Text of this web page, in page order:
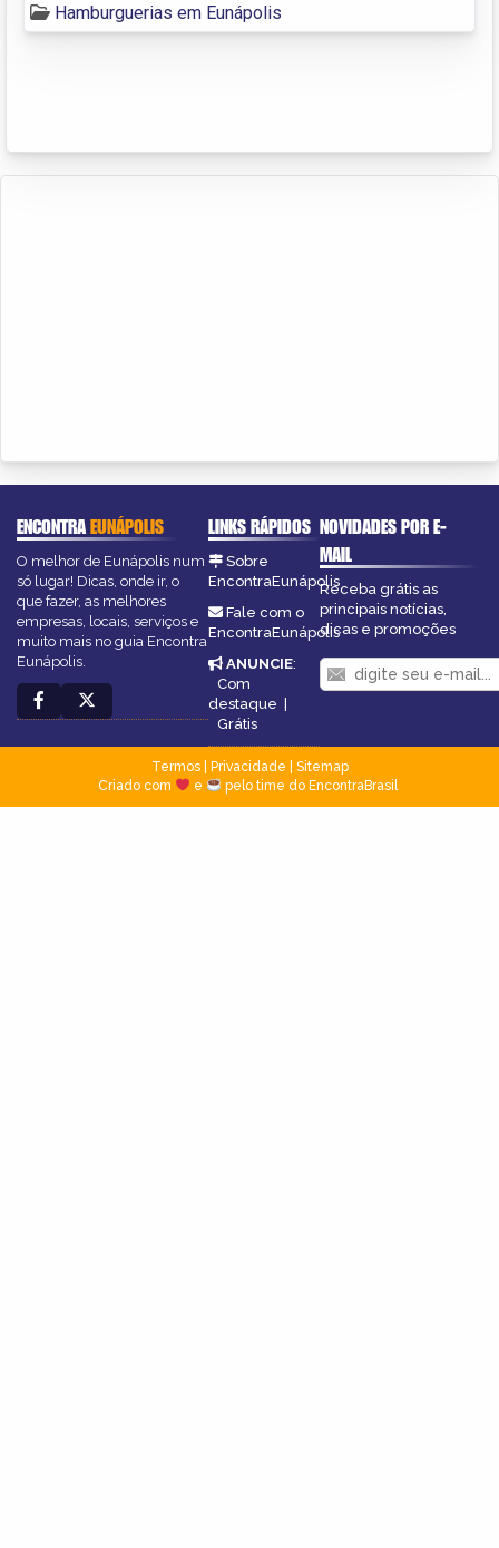
Hamburguerias em Eunápolis
ENCONTRAEUNÁPOLIS
O melhor de Eunápolis num
só lugar! Dicas, onde ir, o
que fazer, as melhores
empresas, locais, serviços e
muito mais no guia Encontra
Eunápolis.
LINKS RÁPIDOS
Sobre
EncontraEunápolis
Fale com o
EncontraEunápolis
ANUNCIE:
Com
destaque |
Grátis
NOVIDADES POR E-
MAIL
Receba grátis as
principais notícias,
dicas e promoções
Termos| Privacidade
Sitemap
Criado com
e pelo time do EncontraBrasil